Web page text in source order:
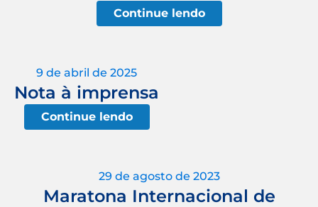
Continue lendo
9 de abril de 2025
Nota à imprensa
Continue lendo
29 de agosto de 2023
Maratona Internacional de